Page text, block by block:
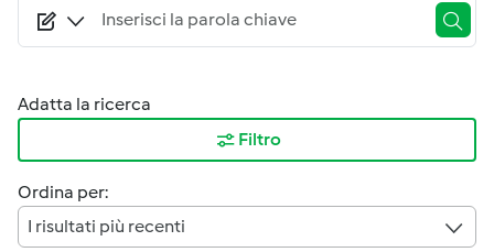
Adatta la ricerca
Filtro
Ordina per:
I risultati più recenti